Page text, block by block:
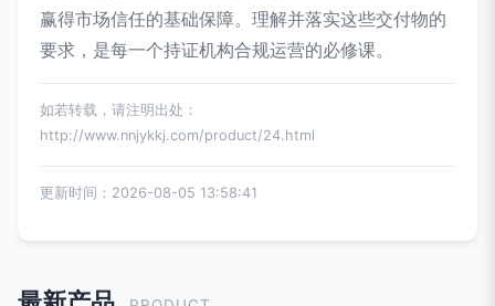
赢得市场信任的基础保障。理解并落实这些交付物的
要求，是每一个持证机构合规运营的必修课。
如若转载，请注明出处：
http://www.nnjykkj.com/product/24.html
更新时间：2026-08-05 13:58:41